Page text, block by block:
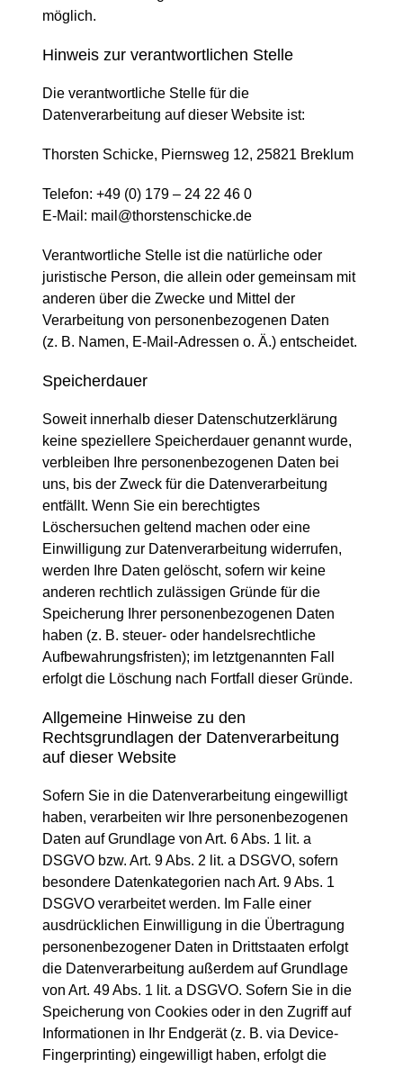
möglich.
Hinweis zur verantwortlichen Stelle
Die verantwortliche Stelle für die
Datenverarbeitung auf dieser Website ist:
Thorsten Schicke, Piernsweg 12, 25821 Breklum
Telefon: +49 (0) 179 – 24 22 46 0
E-Mail: mail@thorstenschicke.de
Verantwortliche Stelle ist die natürliche oder
juristische Person, die allein oder gemeinsam mit
anderen über die Zwecke und Mittel der
Verarbeitung von personenbezogenen Daten
(z. B. Namen, E-Mail-Adressen o. Ä.) entscheidet.
Speicherdauer
Soweit innerhalb dieser Datenschutzerklärung
keine speziellere Speicherdauer genannt wurde,
verbleiben Ihre personenbezogenen Daten bei
uns, bis der Zweck für die Datenverarbeitung
entfällt. Wenn Sie ein berechtigtes
Löschersuchen geltend machen oder eine
Einwilligung zur Datenverarbeitung widerrufen,
werden Ihre Daten gelöscht, sofern wir keine
anderen rechtlich zulässigen Gründe für die
Speicherung Ihrer personenbezogenen Daten
haben (z. B. steuer- oder handelsrechtliche
Aufbewahrungsfristen); im letztgenannten Fall
erfolgt die Löschung nach Fortfall dieser Gründe.
Allgemeine Hinweise zu den
Rechtsgrundlagen der Datenverarbeitung
auf dieser Website
Sofern Sie in die Datenverarbeitung eingewilligt
haben, verarbeiten wir Ihre personenbezogenen
Daten auf Grundlage von Art. 6 Abs. 1 lit. a
DSGVO bzw. Art. 9 Abs. 2 lit. a DSGVO, sofern
besondere Datenkategorien nach Art. 9 Abs. 1
DSGVO verarbeitet werden. Im Falle einer
ausdrücklichen Einwilligung in die Übertragung
personenbezogener Daten in Drittstaaten erfolgt
die Datenverarbeitung außerdem auf Grundlage
von Art. 49 Abs. 1 lit. a DSGVO. Sofern Sie in die
Speicherung von Cookies oder in den Zugriff auf
Informationen in Ihr Endgerät (z. B. via Device-
Fingerprinting) eingewilligt haben, erfolgt die